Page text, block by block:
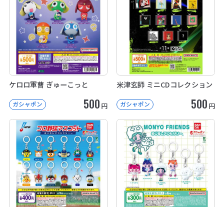
ケロロ軍曹 ぎゅーこっと
ガシャポン 500 円
米津玄師 ミニCDコレクション
ガシャポン 500 円